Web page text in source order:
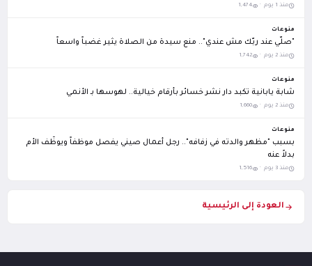
منذ 1 يوم · 1,474
منوعات
"صلّي عند ربّك مش عندي".. منع سيدة من الصلاة يثير غضباً واسعاً
منذ 2 يوم · 1,742
منوعات
شابة يابانية تكبد دار نشر خسائر بأرقام خيالية.. لهوسها بـ الأنمي
منذ 2 يوم · 1,660
منوعات
بسبب "مظهر والدته في زفافه".. رجل أعمال صيني يفصل موظفاً ويوظّف الأم
بدلاً عنه
منذ 3 يوم · 1,516
العودة إلى الرئيسية